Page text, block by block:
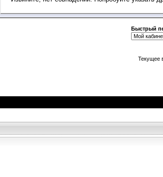
Быстрый
Текущее